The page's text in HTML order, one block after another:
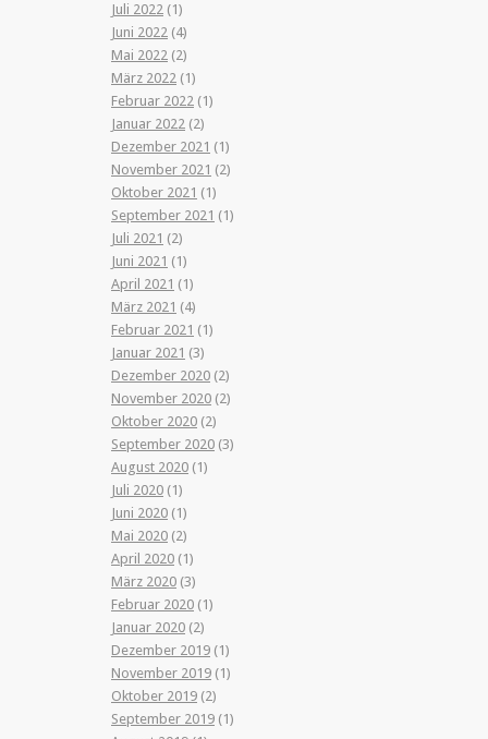
Juli 2022 (1)
Juni 2022 (4)
Mai 2022 (2)
März 2022 (1)
Februar 2022 (1)
Januar 2022 (2)
Dezember 2021 (1)
November 2021 (2)
Oktober 2021 (1)
September 2021 (1)
Juli 2021 (2)
Juni 2021 (1)
April 2021 (1)
März 2021 (4)
Februar 2021 (1)
Januar 2021 (3)
Dezember 2020 (2)
November 2020 (2)
Oktober 2020 (2)
September 2020 (3)
August 2020 (1)
Juli 2020 (1)
Juni 2020 (1)
Mai 2020 (2)
April 2020 (1)
März 2020 (3)
Februar 2020 (1)
Januar 2020 (2)
Dezember 2019 (1)
November 2019 (1)
Oktober 2019 (2)
September 2019 (1)